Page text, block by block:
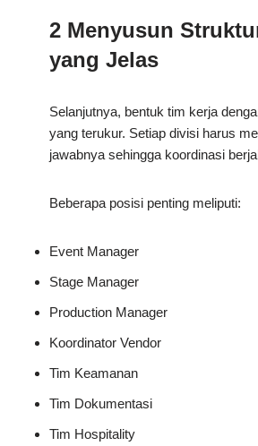
2 Menyusun
yang Jelas
Selanjutnya, bentuk tim kerja
yang terukur. Setiap divisi harus
jawabnya sehingga koordinasi
Beberapa posisi penting meliputi:
Event Manager
Stage Manager
Production Manager
Koordinator Vendor
Tim Keamanan
Tim Dokumentasi
Tim Hospitality